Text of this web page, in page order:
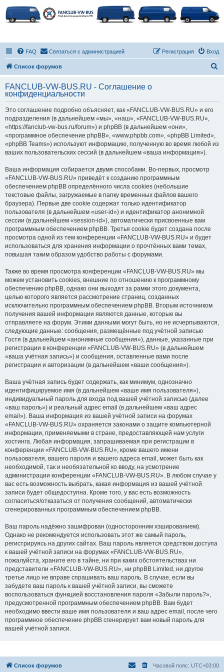
FAQ Связаться с администрацией Вход
Регистрация
Список форумов
с
FANCLUB-VW-BUS.RU - Соглашение о
конфиденциальности
Это соглашение подробно объясняет, как «FANCLUB-VW-BUS.RU» и его
подразделения (в дальнейшем «мы», «наш», «FANCLUB-VW-BUS.RU»,
«https://fanclub-vw-bus.ru/forum») и phpBB (в дальнейшем «они»,
«программное обеспечение phpBB», «www.phpbb.com», «phpBB Limited»,
«phpBB Teams») используют информацию, полученную во время любой из
ваших пользовательских сессий (в дальнейшем «ваша информация»).
Ваша информация собирается двумя способами. Во-первых, просмотр
«FANCLUB-VW-BUS.RU» приведёт к созданию программным
обеспечением phpBB определённого числа cookies (небольшие
текстовые файлы, загружаемые в папку временных файлов вашего
браузера). Первые две cookie содержат только идентификатор
пользователя (в дальнейшем «user-id») и идентификатор анонимной
сессии (в дальнейшем «session-id»), автоматически присвоенные вам
программным обеспечением phpBB. Третья cookie будет создана после
просмотра одной из тем конференции «FANCLUB-VW-BUS.RU» и будет
использоваться для хранения информации о прочтённых вами темах,
повышая таким образом удобство работы с форумами.
Также во время просмотра конференции «FANCLUB-VW-BUS.RU» мы
можем установить cookies, внешние по отношению к программному
обеспечению phpBB, однако они выходят за рамки этого документа,
целью которого является рассмотрение страниц, созданных
исключительно программным обеспечением phpBB. Вторым источником
получения вашей информации являются данные, которые вы
отправляете на форум. Этими данными могут быть, но не исчерпываются,
следующие данные: сообщения, размещённые под учётной записью
Гостя (в дальнейшем «анонимные сообщения»), данные, указанные при
регистрации в конференции «FANCLUB-VW-BUS.RU» (в дальнейшем
«ваша учётная запись») и сообщения, оставленные вами после
регистрации и авторизации (в дальнейшем «ваши сообщения»).
Ваша учётная запись будет содержать, как минимум, однозначно
идентифицируемое имя (в дальнейшем «ваше имя пользователя»),
индивидуальный пароль для входа под вашей учётной записью (далее
«ваш пароль») и реальный адрес email (в дальнейшем «ваш адрес
email»). Ваша информация из вашей учётной записи на форумах
«FANCLUB-VW-BUS.RU» охраняется законами о защите компьютерной
информации, применяемыми в стране, предоставляющей нам услуги
хостинга. Любая информация, запрашиваемая при регистрации в
конференции «FANCLUB-VW-BUS.RU», кроме вашего имени
пользователя, вашего пароля и вашего адреса email, может быть как
необходимой, так и необязательной ко вводу, на усмотрение
администрации конференции «FANCLUB-VW-BUS.RU». В любом случае у
вас есть возможность выбрать, какая информация из вашей учётной
записи будет общедоступна. Кроме того, у вас есть возможность
согласиться/отказаться от получения сообщений, автоматически
сгенерированных программным обеспечением phpBB.
Ваш пароль надёжно зашифрован (односторонним хэшированием).
Однако не рекомендуется использовать этот же самый пароль,
регистрируясь на других сайтах. Ваш пароль является средством доступа
к вашей учётной записи на форумах «FANCLUB-VW-BUS.RU»,
пожалуйста, храните его в тайне, ни при каких обстоятельствах ни
представители «FANCLUB-VW-BUS.RU», ни phpBB Limited, ни другое
третье лицо не вправе спрашивать ваш пароль. В случае, если вы
забудете ваш пароль к вашей учётной записи, вы сможете
воспользоваться функцией восстановления пароля «Забыли пароль?»,
предусмотренной программным обеспечением phpBB. Вам будет
необходимо ввести ваше имя пользователя и ваш адрес email, после чего
программное обеспечение phpBB сгенерирует вам новый пароль для
вашей учётной записи.
Список форумов Часовой пояс: UTC+03:00